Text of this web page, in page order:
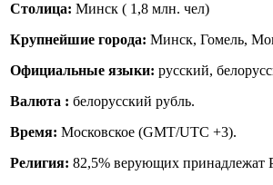
Столица: Минск ( 1,8 млн. чел)
Крупнейшие города: Минск, Гомель,
Официальные языки: русский,
Валюта : белорусский рубль.
Время: Московское (GMT/UTC +3).
Религия: 82,5% верующих принадлежат